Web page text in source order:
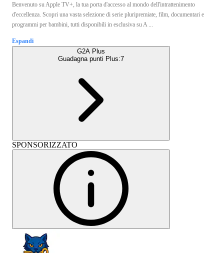
Benvenuto su Apple TV+, la tua porta d'accesso al mondo dell'intrattenimento
d'eccellenza. Scopri una vasta selezione di serie pluripremiate, film, documentari e
programmi per bambini, tutti disponibili in esclusiva su A ...
Espandi
G2A Plus
Guadagna punti Plus:7
SPONSORIZZATO